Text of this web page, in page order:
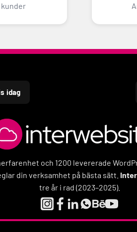
idag
och 1200 levererade
din verksamhet på bästa sätt.
tre år i rad (2023–2025).